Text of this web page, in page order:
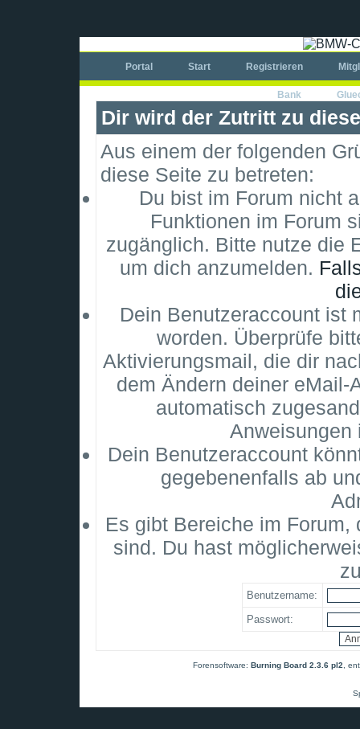
Portal Start Registrieren
Bank
Dir wird der Zutritt zu
Aus einem der folgenden
diese Seite zu betreten:
Du bist im Forum nicht
Funktionen im Forum
zugänglich. Bitte nutze die
um dich anzumelden.
Dein Benutzeraccount ist
worden. Überprüfe
Aktivierungsmail, die dir
dem Ändern deiner eMail-
automatisch
Anweisungen
Dein Benutzeraccount
gegebenenfalls ab
Es gibt Bereiche im
sind. Du hast
Benutzername:
Passwort:
Forensoftware: Burning Board 2.3.6 pl2 ,